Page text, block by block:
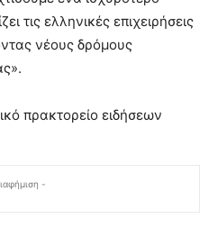
τις ελληνικές επιχειρήσεις
νέους δρόμους
πρακτορείο ειδήσεων
-